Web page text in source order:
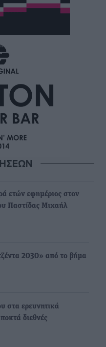
ετών εφημέριος στον
Παστίδας Μιχαήλ
2030» από το βήμα
στα ερευνητικά
διεθνές